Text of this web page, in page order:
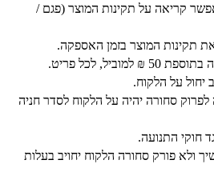
קריאה על תקינות המוצר (פגם /
תקינות המוצר בזמן האספקה.
לכל פריט.
יחול על הלקוח.
לפרוק סחורה יהיה על הלקוח לסדר חניה
חוקי התנועה.
ולא פורק סחורה הלקוח יחויב בעלות